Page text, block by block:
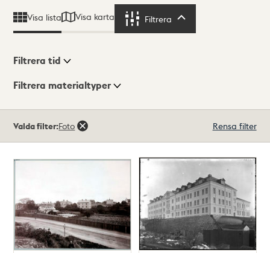
Visa lista Visa karta Filtrera
Visningsläge
Filtrera tid
Filtrera materialtyper
träffar
Valda filter:Foto Rensa filter